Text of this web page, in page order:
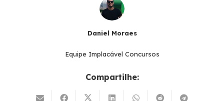
Daniel Moraes
Equipe Implacável Concursos
Compartilhe: